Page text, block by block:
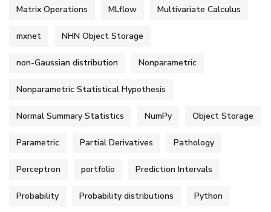
Matrix Operations MLflow Multivariate Calculus
mxnet NHN Object Storage
non-Gaussian distribution Nonparametric
Nonparametric Statistical Hypothesis
Normal Summary Statistics NumPy Object Storage
Parametric Partial Derivatives Pathology
Perceptron portfolio Prediction Intervals
Probability Probability distributions Python